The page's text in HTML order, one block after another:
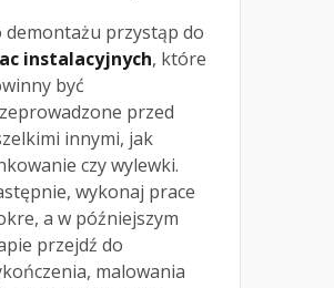
demontażu przystąp do
instalacyjnych, które
być
przed
innymi, jak
czy wylewki.
wykonaj prace
a w późniejszym
przejdź do
malowania